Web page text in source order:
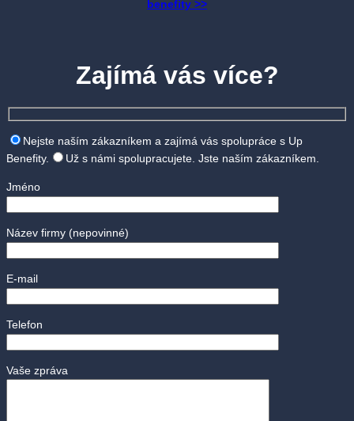
benefity >>
Zajímá vás více?
Nejste naším zákazníkem a zajímá vás spolupráce s Up
Benefity.
Už s námi spolupracujete. Jste naším zákazníkem.
Jméno
Název firmy (nepovinné)
E-mail
Telefon
Vaše zpráva